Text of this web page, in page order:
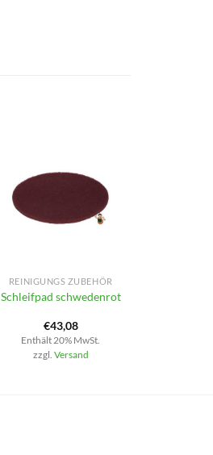
REINIGUNGS ZUBEHÖR
Schleifpad schwedenrot
€43,08
Enthält 20% MwSt.
zzgl. Versand